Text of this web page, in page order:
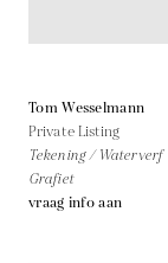
Tom Wesselmann
Private Listing
Tekening / Waterverf
Grafiet
vraag info aan